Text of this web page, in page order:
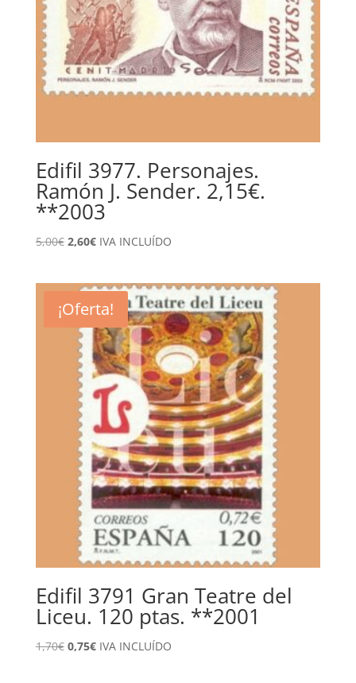
Edifil 3977. Personajes.
Ramón J. Sender. 2,15€.
**2003
5,00€ El
era:
5,00€.
2,60€El
es:
2,60€.
IVA INCLUÍDO
¡Oferta!
Edifil 3791 Gran Teatre del
Liceu. 120 ptas. **2001
1,70€ El
0,75€ElIVA INCLUÍDO